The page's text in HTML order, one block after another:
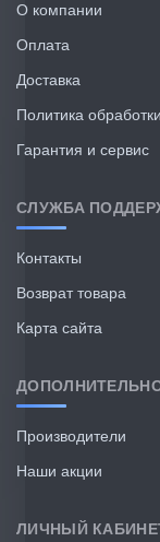
О компании
Оплата
Доставка
Политика
Гарантия и сервис
СЛУЖБА
Контакты
Возврат товара
Карта сайта
Производители
Наши акции
ЛИЧНЫЙ